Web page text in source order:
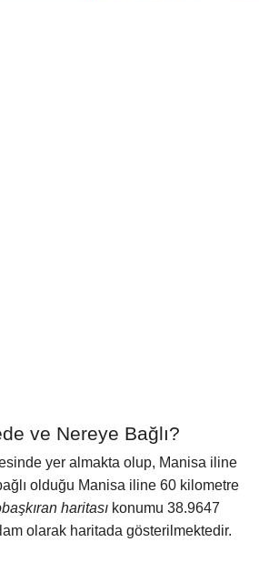
ve Nereye Bağlı?
yer almakta olup, Manisa iline
olduğu Manisa iline 60 kilometre
haritası konumu 38.9647
olarak haritada gösterilmektedir.